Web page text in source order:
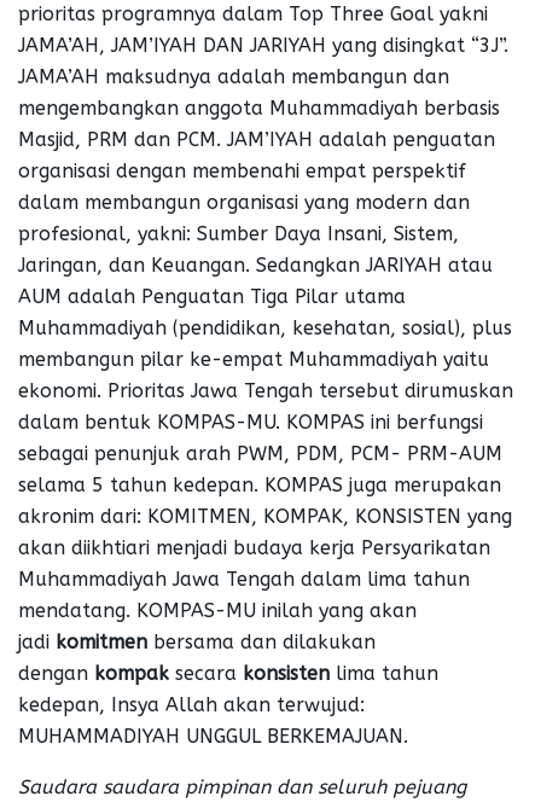
prioritas programnya dalam Top Three Goal yakni
JAMA’AH, JAM’IYAH DAN JARIYAH yang disingkat “3J”.
JAMA’AH maksudnya adalah membangun dan
mengembangkan anggota Muhammadiyah berbasis
Masjid, PRM dan PCM. JAM’IYAH adalah penguatan
organisasi dengan membenahi empat perspektif
dalam membangun organisasi yang modern dan
profesional, yakni: Sumber Daya Insani, Sistem,
Jaringan, dan Keuangan. Sedangkan JARIYAH atau
AUM adalah Penguatan Tiga Pilar utama
Muhammadiyah (pendidikan, kesehatan, sosial), plus
membangun pilar ke-empat Muhammadiyah yaitu
ekonomi. Prioritas Jawa Tengah tersebut dirumuskan
dalam bentuk KOMPAS-MU. KOMPAS ini berfungsi
sebagai penunjuk arah PWM, PDM, PCM- PRM-AUM
selama 5 tahun kedepan. KOMPAS juga merupakan
akronim dari: KOMITMEN, KOMPAK, KONSISTEN yang
akan diikhtiari menjadi budaya kerja Persyarikatan
Muhammadiyah Jawa Tengah dalam lima tahun
mendatang. KOMPAS-MU inilah yang akan
jadi komitmen bersama dan dilakukan
dengan kompak secara konsisten lima tahun
kedepan, Insya Allah akan terwujud:
MUHAMMADIYAH UNGGUL BERKEMAJUAN.
Saudara saudara pimpinan dan seluruh pejuang